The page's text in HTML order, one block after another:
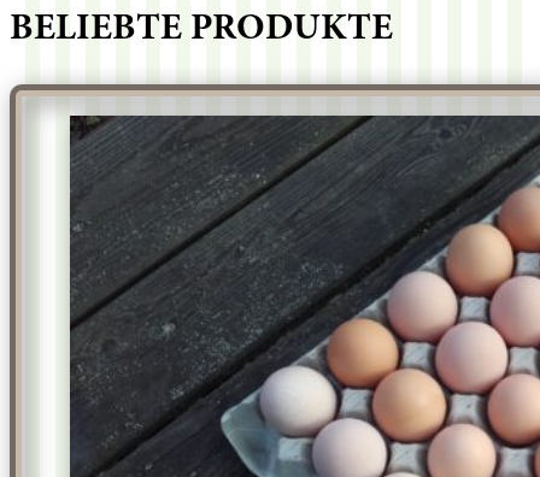
BELIEBTE PRODUKTE